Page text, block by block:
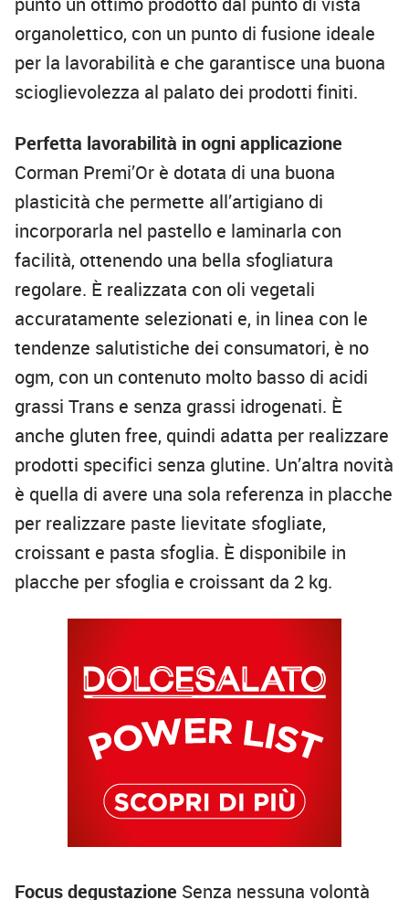
organolettico, con un punto di fusione ideale
per la lavorabilità e che garantisce una buona
scioglievolezza al palato dei prodotti finiti.
Perfetta lavorabilità in ogni applicazione
Corman Premi’Or è dotata di una buona
plasticità che permette all’artigiano di
incorporarla nel pastello e laminarla con
facilità, ottenendo una bella sfogliatura
regolare. È realizzata con oli vegetali
accuratamente selezionati e, in linea con le
tendenze salutistiche dei consumatori, è no
ogm, con un contenuto molto basso di acidi
grassi Trans e senza grassi idrogenati. È
anche gluten free, quindi adatta per realizzare
prodotti specifici senza glutine. Un’altra novità
è quella di avere una sola referenza in placche
per realizzare paste lievitate sfogliate,
croissant e pasta sfoglia. È disponibile in
placche per sfoglia e croissant da 2 kg.
Focus degustazione Senza nessuna volontà